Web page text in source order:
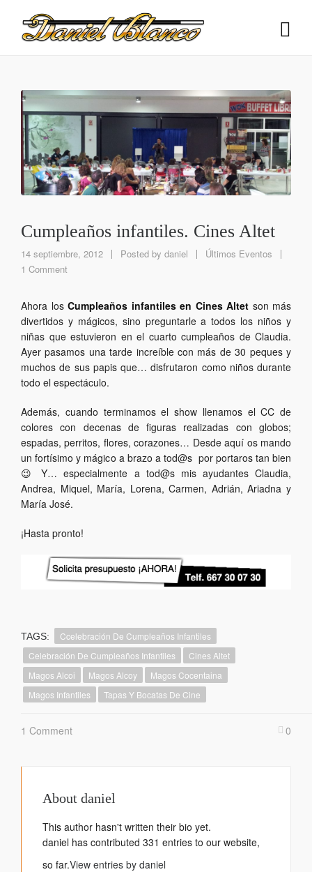
Cumpleaños infantiles. Cines Altet
14 septiembre, 2012 Posted by daniel
Últimos Eventos
1 Comment
Ahora los Cumpleaños infantiles en Cines Altet son más
divertidos y mágicos, sino preguntarle a todos los niños y
niñas que estuvieron en el cuarto cumpleaños de Claudia.
Ayer pasamos una tarde increíble con más de 30 peques y
muchos de sus papis que… disfrutaron como niños durante
todo el espectáculo.
Además, cuando terminamos el show llenamos el CC de
colores con decenas de figuras realizadas con globos;
espadas, perritos, flores, corazones… Desde aquí os mando
un fortísimo y mágico a brazo a tod@s por portaros tan bien
😉 Y… especialmente a tod@s mis ayudantes Claudia,
Andrea, Miquel, María, Lorena, Carmen, Adrián, Ariadna y
María José.
¡Hasta pronto!
TAGS:
Ccelebración De Cumpleaños Infantiles
Celebración De Cumpleaños Infantiles
Cines Altet
Magos Alcoi
Magos Alcoy
Magos Cocentaina
Magos Infantiles
Tapas Y Bocatas De Cine
1 Comment 0
About daniel
This author hasn't written their bio yet.
daniel has contributed 331 entries to our website,
so far.View entries by daniel